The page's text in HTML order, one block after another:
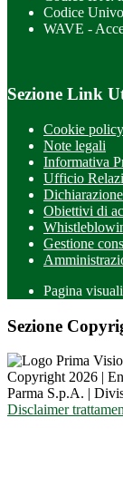
Codice
WAVE -
Sezione Link
Cookie policy
Note legali
Informativa
Ufficio
Obiettivi di
Gestione
Pagina
Sezione
Copyright 2026 |
Parma S.p.A. |
Disclaimer